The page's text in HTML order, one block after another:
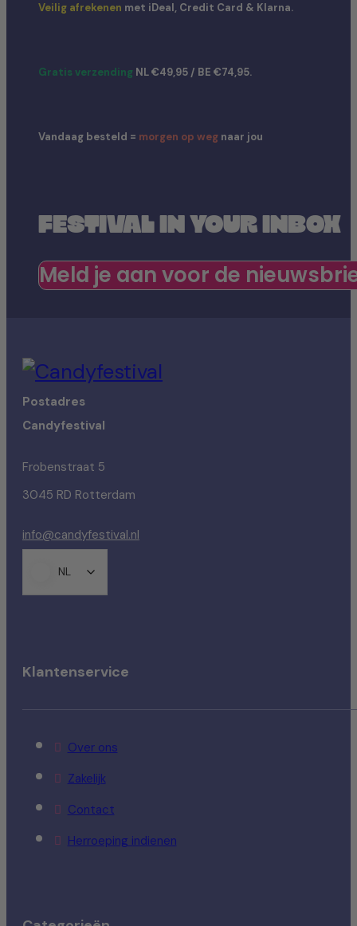
Veilig afrekenen met iDeal, Credit Card & Klarna.
Gratis verzending NL €49,95 / BE €74,95.
Vandaag besteld = morgen op weg naar jou
FESTIVAL IN YOUR INBOX
Meld je aan voor de
Postadres
Candyfestival
Frobenstraat 5
3045 RD Rotterdam
info@candyfestival.nl
NL
Klantenservice
Over ons
Zakelijk
Contact
Herroeping indienen